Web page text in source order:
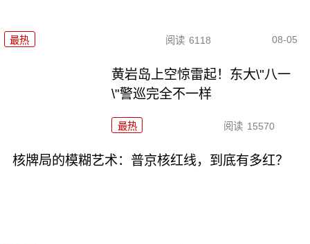
最热 阅读 6118 08-05
黄岩岛上空惊雷起！东大\"八一
\"警巡完全不一样
最热 阅读 15570
核牌局的模糊艺术：普京核红线，到底有多红？